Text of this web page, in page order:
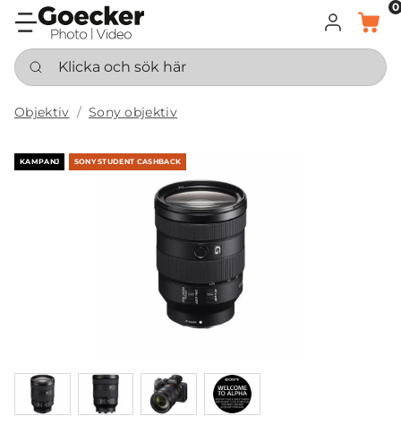
LOGGA IN
KORG
0
Klicka och sök här
Objektiv Sony objektiv
KAMPANJ SONY STUDENT CASHBACK